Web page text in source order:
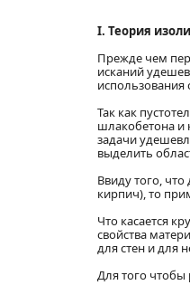
I. Теория
Прежде чем
исканий
Так как
шлакобетона и
задачи
выделить
Ввиду того,
кирпич), то
Что касается
свойства
для стен и для
Для того чтобы